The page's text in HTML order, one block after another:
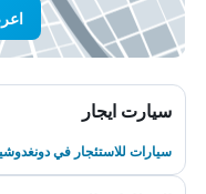
سيارت ايجار
سيارات للاستئجار في